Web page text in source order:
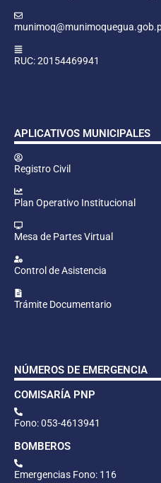
RUC: 20154469941
APLICATIVOS MUNICIPALES
Registro Civil
Plan Operativo Institucional
Mesa de Partes Virtual
Control de Asistencia
Trámite Documentario
NÚMEROS DE EMERGENCIA
COMISARÍA PNP
Fono: 053-4613941
BOMBEROS
Emergencias Fono: 116